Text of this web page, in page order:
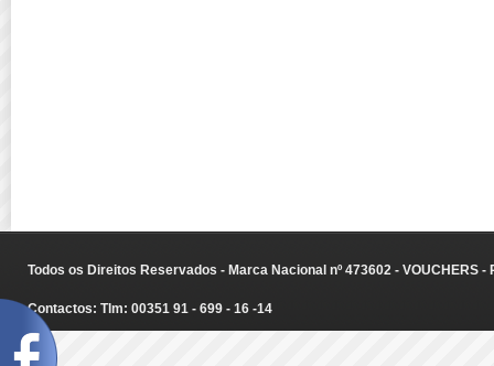
Todos os Direitos Reservados - Marca Nacional nº 473602 - VOUCHERS
Contactos: Tlm: 00351 91 - 699 - 16 -14